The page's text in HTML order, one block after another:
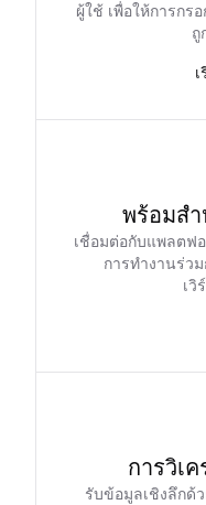
ผู้ใช้ เพื่อให้การกร
ถู
พร้อมส
เชื่อมต่อกับแพลตฟ
การทำงานร่ว
เวิ
การวิเ
รับข้อมูลเชิงลึกด้